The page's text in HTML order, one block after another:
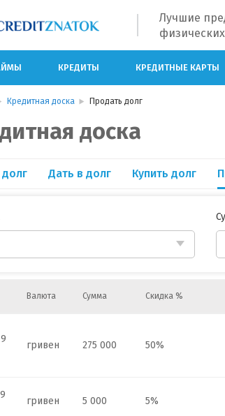
Лучшие
КРЕДИТЫ КРЕДИТНЫЕ КАРТЫ
Кредитная доска Продать долг
доска
долг Дать в долг Купить долг
Валюта Сумма Скидка %
гривен 275 000 50%
гривен 5 000 5%